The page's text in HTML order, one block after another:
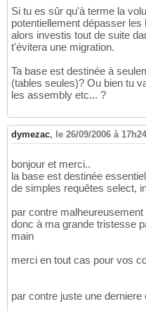
Si tu es sûr qu'à terme la
potentiellement dépasser
alors investis tout de suite
t'évitera une migration.
Ta base est destinée à
(tables seules)? Ou bien tu
les assembly etc... ?
dymezac, le 26/09/2006 à 17h24
bonjour et merci..
la base est destinée
de simples requêtes select,
par contre
donc à ma grande tristesse
main
merci en tout cas pour vos
par contre juste une derniere